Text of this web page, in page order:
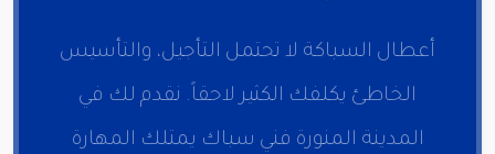
أعطال السباكة لا تحتمل التأجيل، والتأسيس
الخاطئ يكلفك الكثير لاحقاً. نقدم لك في
المدينة المنورة فني سباك يمتلك المهارة